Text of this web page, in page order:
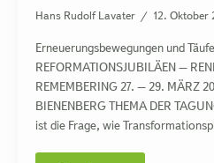
Hans Rudolf Lavater 12. Oktober
Erneuerungsbewegungen und
REFORMATIONSJUBILÄEN –
REMEMBERING 27. – 29. MÄRZ
BIENENBERG THEMA DER
ist die Frage, wie